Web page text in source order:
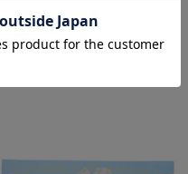
ー/DB.スターマン＆DB.キララ＆